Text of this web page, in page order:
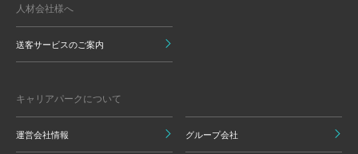
人材会社様へ
送客サービスのご案内
キャリアパークについて
運営会社情報 グループ会社